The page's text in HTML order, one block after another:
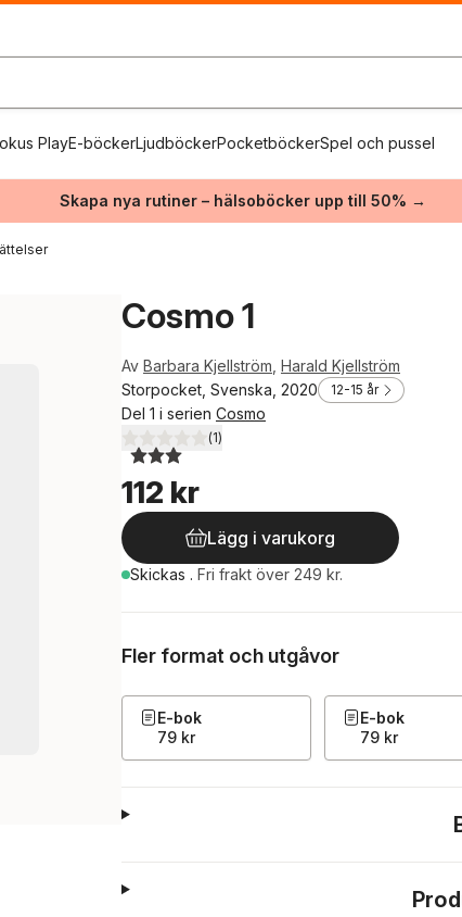
PlayE-böckerLjudböckerPocketböckerSpel och pussel
Skapa nya rutiner – hälsoböcker upp till 50% →
Cosmo 1
Av Barbara Kjellström Harald Kjellström
Storpocket, Svenska, 2020
12-15 år
Del 1 i serien Cosmo
3,0utav 5 stjärnor. Totalt antal röster:
(1)
112 kr
Lägg i varukorg
Skickas . Fri frakt över 249 kr.
Fler format och utgåvor
E-bok
79 kr
E-bok
79 kr